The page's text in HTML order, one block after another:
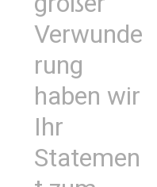
Verwunde
rung
haben wir
Ihr
Statemen